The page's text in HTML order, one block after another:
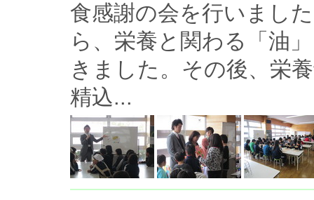
食感謝の会を行いまし
ら、栄養と関わる「油
きました。その後、栄
精込...